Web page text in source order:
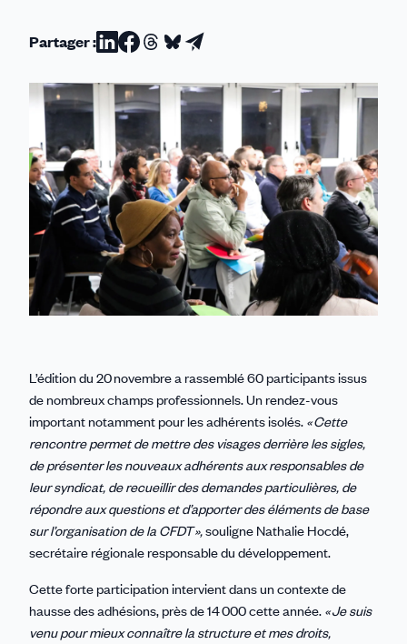
Partager :Partager
sur
Linkedin
Partager
sur
Facebook
Partager
sur
Threads
Partager
sur
Bluesky
Partager
par
email
L’édition du 20 novembre a rassemblé 60 participants issus
de nombreux champs professionnels. Un rendez-vous
important notamment pour les adhérents isolés. « Cette
rencontre permet de mettre des visages derrière les sigles,
de présenter les nouveaux adhérents aux responsables de
leur syndicat, de recueillir des demandes particulières, de
répondre aux questions et d’apporter des éléments de base
sur l’organisation de la CFDT »,souligne Nathalie Hocdé,
secrétaire régionale responsable du développement.
Cette forte participation intervient dans un contexte de
hausse des adhésions, près de 14 000 cette année. « Je suis
venu pour mieux connaître la structure et mes droits,